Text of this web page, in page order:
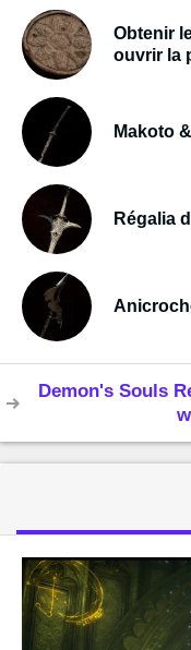
Obtenir
ouvrir la
Makoto
Régalia
Demon's Souls